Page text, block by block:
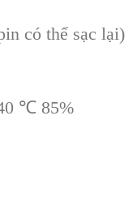
có thể sạc lại)
℃ 85%